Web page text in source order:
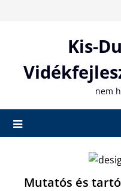
Kis-
nem
Mutatós és